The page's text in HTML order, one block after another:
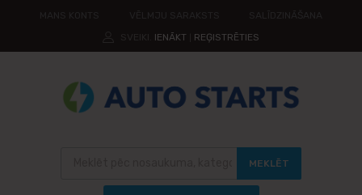
IENĀKT REĢISTRĒTIES
MEKLĒT